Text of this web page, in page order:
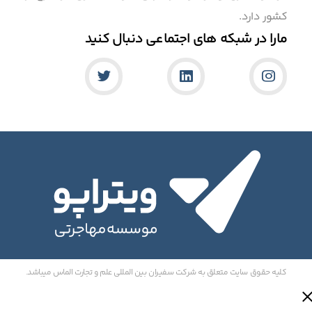
کشور دارد.
مارا در شبکه های اجتماعی دنبال کنید
کلیه حقوق سایت متعلق به شرکت سفیران بین المللی علم و تجارت الماس میباشد.